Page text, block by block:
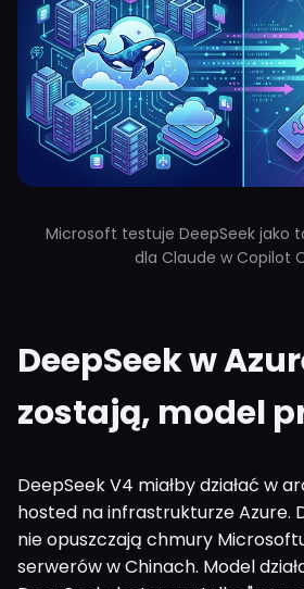
Microsoft testuje DeepSeek jako
dla Claude w Copilot
DeepSeek w
zostają, model
DeepSeek V4 miałby działać w
hosted na infrastrukturze Azure.
nie opuszczają chmury
serwerów w Chinach. Model